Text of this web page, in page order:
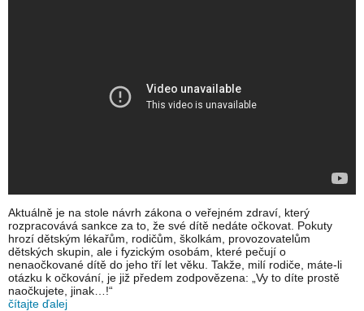
Aktuálně je na stole návrh zákona o veřejném zdraví, který
rozpracovává sankce za to, že své dítě nedáte očkovat. Pokuty
hrozí dětským lékařům, rodičům, školkám, provozovatelům
dětských skupin, ale i fyzickým osobám, které pečují o
nenaočkované dítě do jeho tří let věku. Takže, milí rodiče, máte-li
otázku k očkování, je již předem zodpovězena: „Vy to díte prostě
naočkujete, jinak…!“
čítajte ďalej